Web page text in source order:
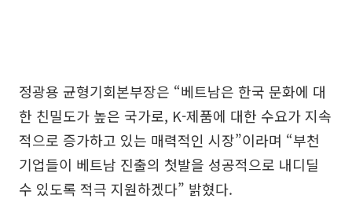
정광용 균형기회본부장은 “베트남은 한국 문화에 대
한 친밀도가 높은 국가로, K-제품에 대한 수요가 지속
적으로 증가하고 있는 매력적인 시장”이라며 “부천
기업들이 베트남 진출의 첫발을 성공적으로 내디딜
수 있도록 적극 지원하겠다” 밝혔다.